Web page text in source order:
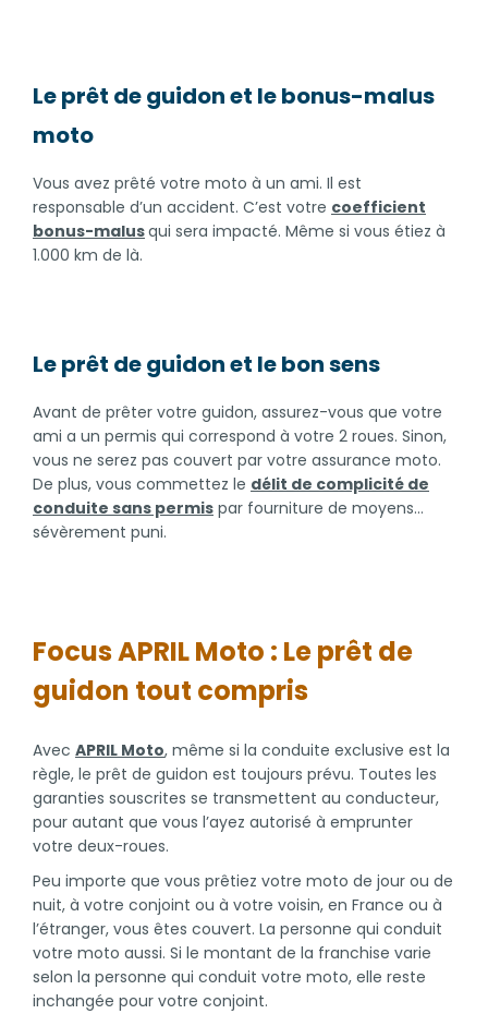
Le prêt de guidon et le bonus-malus
moto
Vous avez prêté votre moto à un ami. Il est
responsable d’un accident. C’est votre coefficient
bonus-malusqui sera impacté. Même si vous étiez à
1.000 km de là.
Le prêt de guidon et le bon sens
Avant de prêter votre guidon, assurez-vous que votre
ami a un permis qui correspond à votre 2 roues. Sinon,
vous ne serez pas couvert par votre assurance moto.
De plus, vous commettez le délit de complicité de
conduite sans permis par fourniture de moyens…
sévèrement puni.
Focus APRIL Moto : Le prêt de
guidon tout compris
Avec APRIL Moto, même si la conduite exclusive est la
règle, le prêt de guidon est toujours prévu. Toutes les
garanties souscrites se transmettent au conducteur,
pour autant que vous l’ayez autorisé à emprunter
votre deux-roues.
Peu importe que vous prêtiez votre moto de jour ou de
nuit, à votre conjoint ou à votre voisin, en France ou à
l’étranger, vous êtes couvert. La personne qui conduit
votre moto aussi. Si le montant de la franchise varie
selon la personne qui conduit votre moto, elle reste
inchangée pour votre conjoint.